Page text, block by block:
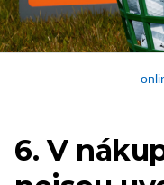
6. V